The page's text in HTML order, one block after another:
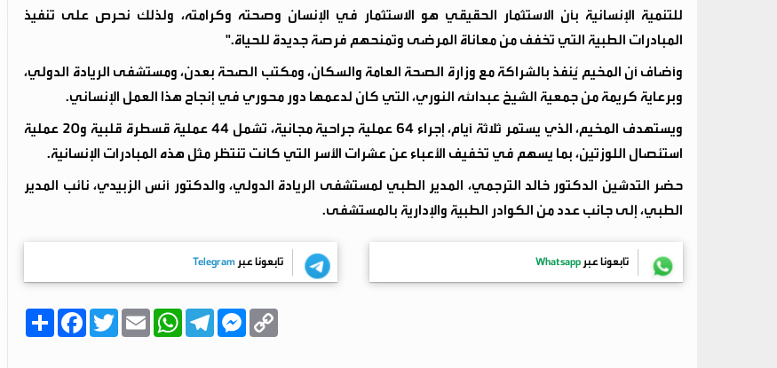
للتنمية الإنسانية بأن الاستثمار الحقيقي هو الاستثمار في الإنسان وصحته وكرامته، ولذلك نحرص على تنفيذ
المبادرات الطبية التي تخفف من معاناة المرضى وتمنحهم فرصة جديدة للحياة."
وأضاف أن المخيم يُنفذ بالشراكة مع وزارة الصحة العامة والسكان، ومكتب الصحة بعدن، ومستشفى الريادة الدولي،
وبرعاية كريمة من جمعية الشيخ عبدالله النوري، التي كان لدعمها دور محوري في إنجاح هذا العمل الإنساني.
ويستهدف المخيم، الذي يستمر ثلاثة أيام، إجراء 64 عملية جراحية مجانية، تشمل 44 عملية قسطرة قلبية و20 عملية
استئصال اللوزتين، بما يسهم في تخفيف الأعباء عن عشرات الأسر التي كانت تنتظر مثل هذه المبادرات الإنسانية.
حضر التدشين الدكتور خالد الترجمي، المدير الطبي لمستشفى الريادة الدولي، والدكتور أنس الزبيدي، نائب المدير
الطبي، إلى جانب عدد من الكوادر الطبية والإدارية بالمستشفى.
تابعونا عبر Whatsapp تابعونا عبر Telegram
ا
F
a
T
w
E
m
W
h
T
e
M
e
C